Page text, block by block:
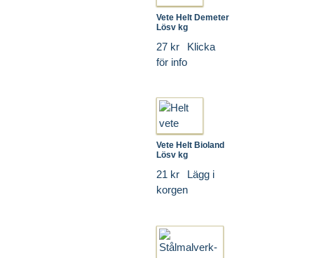
Vete Helt Demeter
Lösv kg
27 kr
Klicka
för info
Vete Helt Bioland
Lösv kg
21 kr
Lägg i
korgen